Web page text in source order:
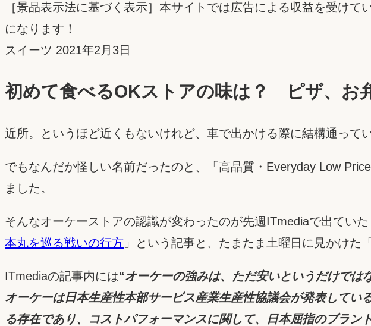
［景品表示法に基づく表示］本サイトでは広告による収益を受け
になります！
スイーツ 投
日：
2021年2月3日
初めて食べるOKストアの味は？ ピザ、お
近所。というほど近くもないけれど、車で出かける際に結構通って
でもなんだか怪しい名前だったのと、「高品質・Everyday Low
ました。
そんなオーケーストアの認識が変わったのが先週ITmediaで出ていた
本丸を巡る戦いの行方 」という記事と、たまたま土曜日に見かけた
ITmediaの記事内には“オーケーの強みは、ただ安いというだけでは
オーケーは日本生産性本部サービス産業生産性協議会が発表して
る存在であり、コストパフォーマンスに関して、日本屈指のブラン